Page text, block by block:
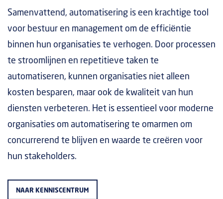
Samenvattend, automatisering is een krachtige tool
voor bestuur en management om de efficiëntie
binnen hun organisaties te verhogen. Door processen
te stroomlijnen en repetitieve taken te
automatiseren, kunnen organisaties niet alleen
kosten besparen, maar ook de kwaliteit van hun
diensten verbeteren. Het is essentieel voor moderne
organisaties om automatisering te omarmen om
concurrerend te blijven en waarde te creëren voor
hun stakeholders.
NAAR KENNISCENTRUM